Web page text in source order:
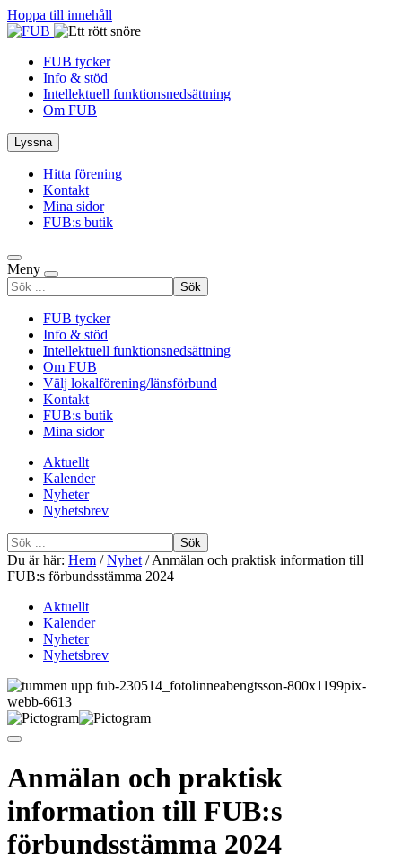
Hoppa till innehåll
FUB tycker
Info & stöd
Intellektuell funktionsnedsättning
Om FUB
Lyssna
Hitta förening
Kontakt
Mina sidor
FUB:s butik
Meny
Sök
efter
FUB tycker
Info & stöd
Intellektuell funktionsnedsättning
Om FUB
Välj lokalförening/länsförbund
Kontakt
FUB:s butik
Mina sidor
Aktuellt
Kalender
Nyheter
Nyhetsbrev
Sök
efter
Du är här: Hem /Nyhet /Anmälan och praktisk information till
FUB:s förbundsstämma 2024
Aktuellt
Kalender
Nyheter
Nyhetsbrev
Anmälan och praktisk
information till FUB:s
förbundsstämma 2024